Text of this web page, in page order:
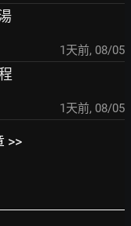
1天前, 08/05
1天前, 08/05
>>